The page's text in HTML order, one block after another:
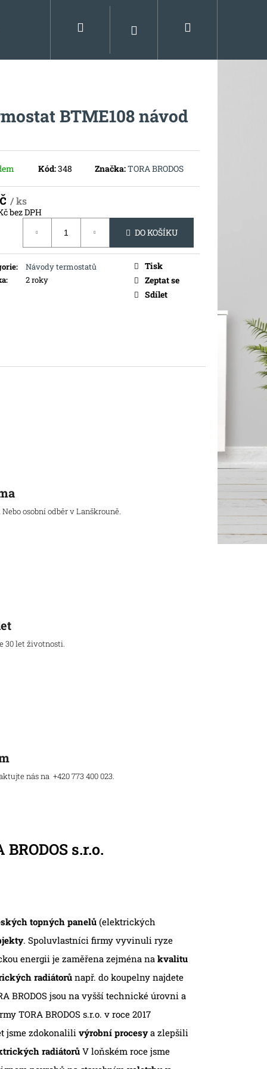
Kontakt Přihlášení
BTME108 návod
Kód:348 Značka:TORA BRODOS
/ ks
bez DPH
DO KOŠÍKU
:
Návody termostatů
: 2 roky
Tisk
Zeptat se
Sdílet
osobní odběr v Lanškrouně.
30 let životnosti.
nás na +420 773 400 023.
s.r.o.
topných panelů(elektrických
. Spoluvlastníci firmy vyvinuli ryze
energii je zaměřena zejména nakvalitu
radiátorů např. do koupelny najdete
BRODOS jsou na vyšší technické úrovni a
TORA BRODOS s.r.o. v roce 2017
jsme zdokonalili výrobní procesya zlepšili
radiátorůV loňském roce jsme
Následující
VYSOKÝ